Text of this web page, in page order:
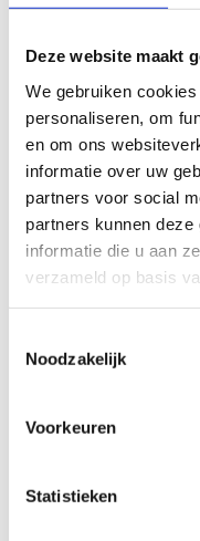
Deze website maakt
We gebruiken
personaliseren, om
en om ons
informatie over uw
partners voor social
partners kunnen
informatie die u aan
verzameld op basis
Noodzakelijk
Voorkeuren
Statistieken
Geef aan tot welk
KIES EEN DOMEIN
Jouw vraag